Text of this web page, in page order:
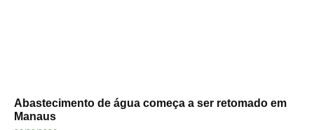
Abastecimento de água começa a ser retomado em
Manaus